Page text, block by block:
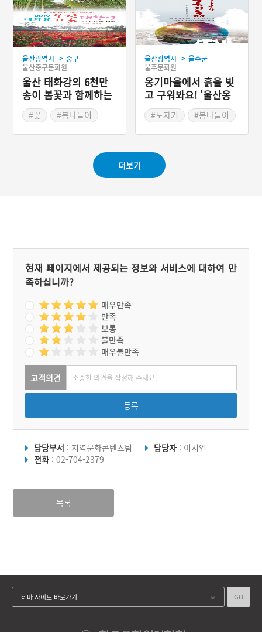
울산광역시 > 중구
울산중구문화원
울산 태화강의 6천만
송이 봄꽃과 함께하는
생태축제 '태화강 봄꽃
대향연'
#꽃
#봄나들이
울산광역시 > 울주군
울주문화원
옹기마을에서 흙을 빚
고 구워봐요! '울산옹
기축제'
#도자기
#봄나들이
더보기
현재 페이지에서 제공되는 정보와 서비스에 대하여 만
족하십니까?
매우만족
만족
보통
불만족
매우불만족
고객의견
등록
담당부서 : 지역문화콘텐츠팀 담당자 : 이서연
전화 : 02-704-2379
목록
테마 사이트 바로가기 GO